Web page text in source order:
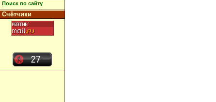
Поиск по сайту
Счётчики